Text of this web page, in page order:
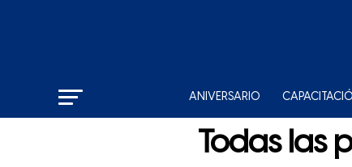
ANIVERSARIO
Todas las